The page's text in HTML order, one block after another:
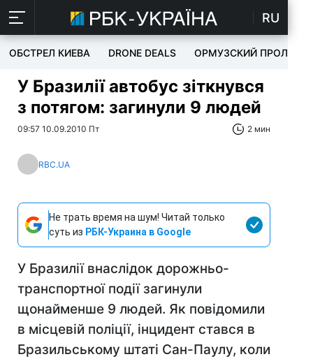
RU
ОБСТРЕЛ КИЕВА DRONE DEALS ОРМУЗСКИЙ ПРОЛИВ
У Бразилії автобус зіткнувся
з потягом: загинули 9 людей
09:57 10.09.2010 Пт 2 мин
RBC.UA
Не трать время на шум! Читай только
суть из РБК-Украина в Google
У Бразилії внаслідок дорожньо-
транспортної події загинули
щонайменше 9 людей. Як повідомили
в місцевій поліції, інцидент стався в
Бразильському штаті Сан-Паулу, коли